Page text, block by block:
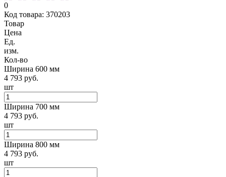
0
Код товара: 370203
Товар
Цена
Ед.
изм.
Кол-во
Ширина 600 мм
4 793 руб.
шт
Ширина 700 мм
4 793 руб.
шт
Ширина 800 мм
4 793 руб.
шт